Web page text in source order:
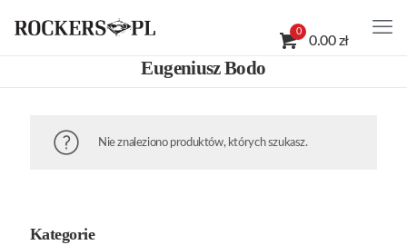
0
0.00 zł
Eugeniusz Bodo
Nie znaleziono produktów, których szukasz.
Kategorie